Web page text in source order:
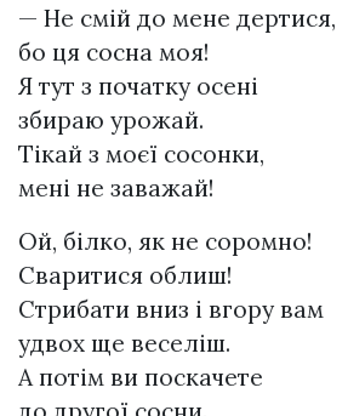
— Не смій до мене дертися,
бо ця сосна моя!
Я тут з початку осені
збираю урожай.
Тікай з моєї сосонки,
мені не заважай!
Ой, білко, як не соромно!
Сваритися облиш!
Стрибати вниз і вгору вам
удвох ще веселіш.
А потім ви поскачете